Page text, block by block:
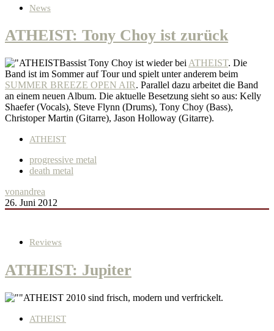
News
ATHEIST: Tony Choy ist zurück
Bassist Tony Choy ist wieder beiATHEIST. Die
Band ist im Sommer auf Tour und spielt unter anderem beim
SUMMER BREEZE OPEN AIR. Parallel dazu arbeitet die Band
an einem neuen Album. Die aktuelle Besetzung sieht so aus: Kelly
Shaefer (Vocals), Steve Flynn (Drums), Tony Choy (Bass),
Christoper Martin (Gitarre), Jason Holloway (Gitarre).
ATHEIST
progressive metal
death metal
vonandrea
26. Juni 2012
Reviews
ATHEIST: Jupiter
ATHEIST 2010 sind frisch, modern und verfrickelt.
ATHEIST